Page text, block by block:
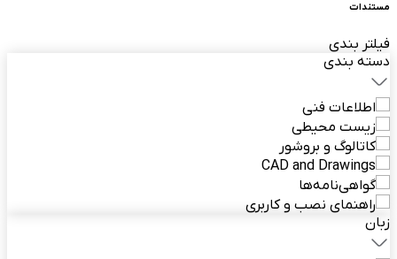
مستندات
فیلتر بندی
دسته بندی
اطلاعات فنی
زیست محیطی
کاتالوگ و بروشور
CAD and Drawings
گواهی‌نامه‌ها
راهنمای نصب و کاربری
زبان